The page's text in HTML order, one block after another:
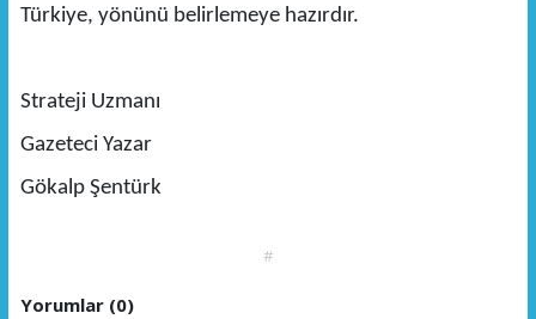
Türkiye, yönünü belirlemeye hazırdır.
Strateji Uzmanı
Gazeteci Yazar
Gökalp Şentürk
#
Yorumlar (0)